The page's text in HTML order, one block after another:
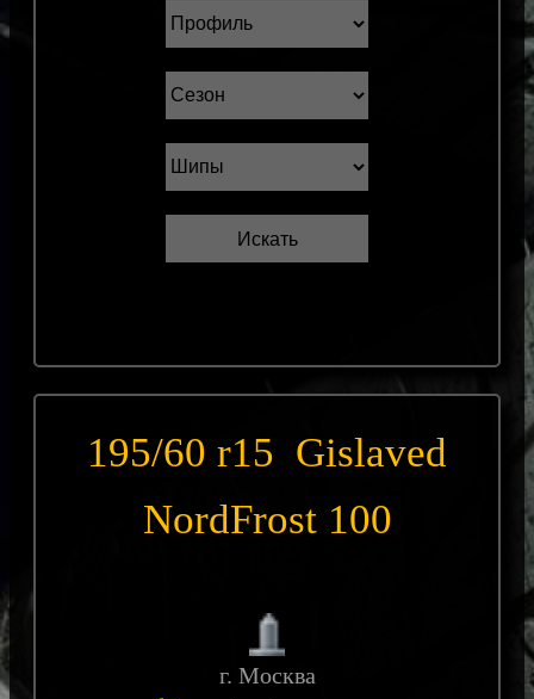
195/60 r15 Gislaved
NordFrost 100
г. Москва